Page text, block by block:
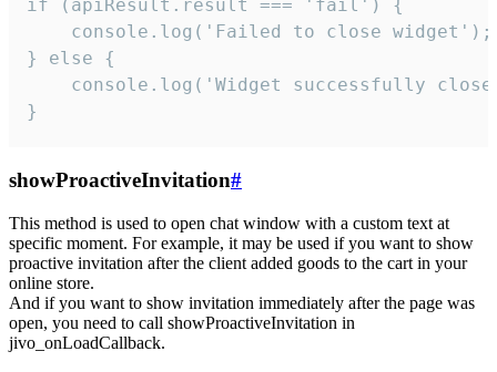
if (apiResult.result === 'fail') {
    console.log('Failed to close widget');
} else {
console.log('Widget successfully
}
showProactiveInvitation#
This method is used to open chat window with a custom text at
specific moment. For example, it may be used if you want to show
proactive invitation after the client added goods to the cart in your
online store.
And if you want to show invitation immediately after the page was
open, you need to call showProactiveInvitation in
jivo_onLoadCallback.